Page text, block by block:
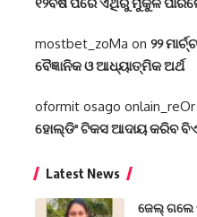
mostbet_zoMa on ୨୨
ବୈଜ୍ଞାନିକ ଓ ଆଧ୍ୟାତ୍ମିକ ଅର୍ଥ
oformit osago onlain_reOr
ହୋଲ୍ଡିଂ ଟିକସ ଆଦାୟ କରିବ
Latest News
ଜେଲ୍ ଗଲେ